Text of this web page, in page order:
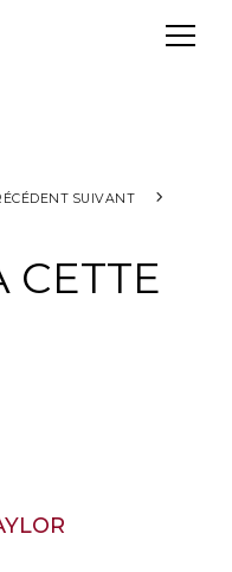
SUIVANT
CETTE